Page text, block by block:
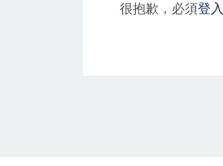
很抱歉，必須登入